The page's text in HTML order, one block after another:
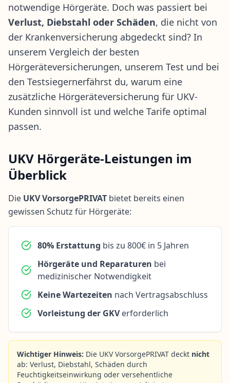
notwendige Hörgeräte. Doch was passiert bei
Verlust, Diebstahl oder Schäden, die nicht von
der Krankenversicherung abgedeckt sind? In
unserem Vergleich der besten
Hörgeräteversicherungen, unserem Test und bei
den Testsiegernerfährst du, warum eine
zusätzliche Hörgeräteversicherung für UKV-
Kunden sinnvoll ist und welche Tarife optimal
passen.
UKV Hörgeräte-Leistungen im
Überblick
Die UKV VorsorgePRIVAT bietet bereits einen
gewissen Schutz für Hörgeräte:
80% Erstattung bis zu 800€ in 5 Jahren
Hörgeräte und Reparaturen bei
medizinischer Notwendigkeit
Keine Wartezeiten nach Vertragsabschluss
Vorleistung der GKVerforderlich
Wichtiger Hinweis: Die UKV VorsorgePRIVAT deckt nicht
ab: Verlust, Diebstahl, Schäden durch
Feuchtigkeitseinwirkung oder versehentliche